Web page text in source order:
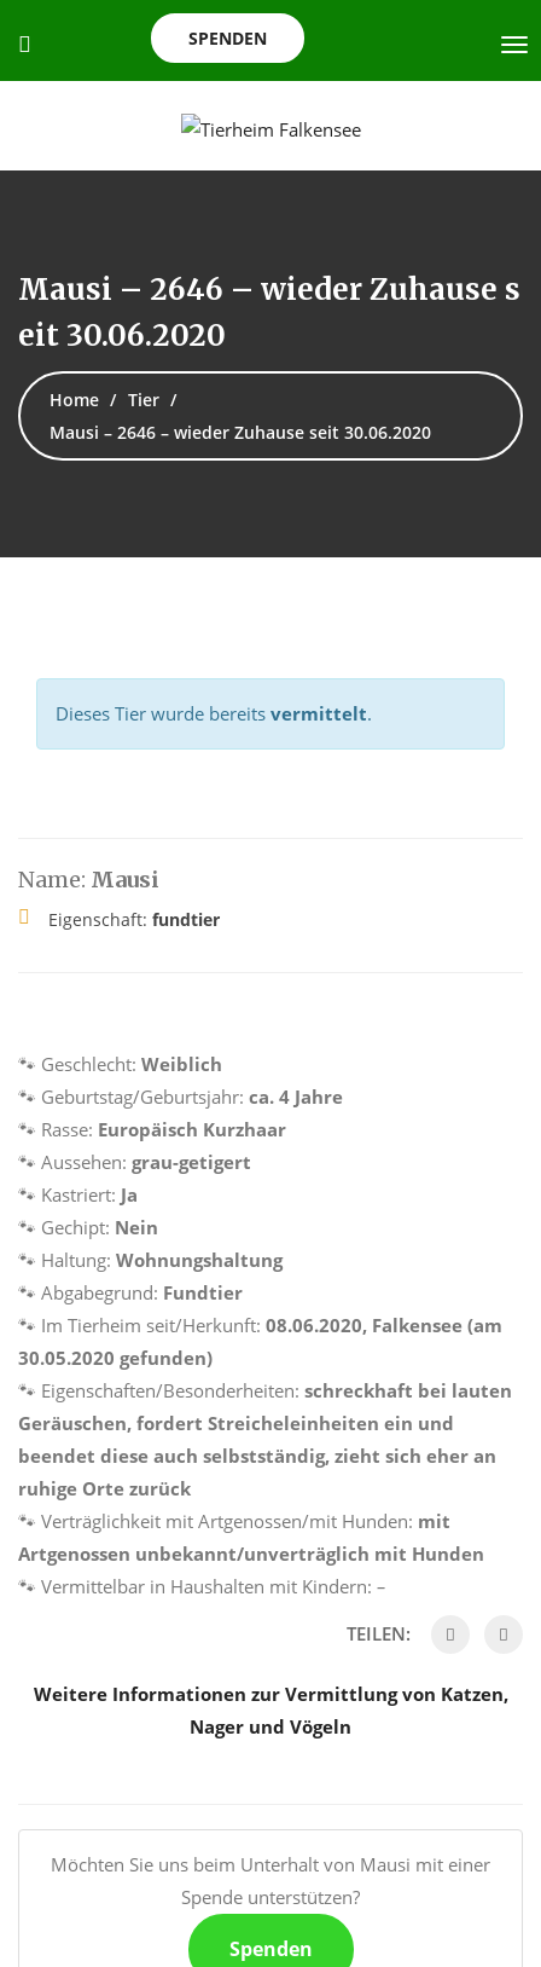
SPENDEN
Mausi – 2646 – wieder Zuhause s
eit 30.06.2020
Home
Tier
Mausi – 2646 – wieder Zuhause seit 30.06.2020
Dieses Tier wurde bereits vermittelt.
Name: Mausi
Eigenschaft: fundtier
🐾 Geschlecht: Weiblich
🐾 Geburtstag/Geburtsjahr: ca. 4 Jahre
🐾 Rasse: Europäisch Kurzhaar
🐾 Aussehen: grau-getigert
🐾 Kastriert: Ja
🐾 Gechipt: Nein
🐾 Haltung: Wohnungshaltung
🐾 Abgabegrund: Fundtier
🐾 Im Tierheim seit/Herkunft: 08.06.2020, Falkensee (am
30.05.2020 gefunden)
🐾 Eigenschaften/Besonderheiten: schreckhaft bei lauten
Geräuschen, fordert Streicheleinheiten ein und
beendet diese auch selbstständig, zieht sich eher an
ruhige Orte zurück
🐾 Verträglichkeit mit Artgenossen/mit Hunden: mit
Artgenossen unbekannt/unverträglich mit Hunden
🐾 Vermittelbar in Haushalten mit Kindern: –
TEILEN:
Weitere Informationen zur Vermittlung von Katzen,
Nager und Vögeln
Möchten Sie uns beim Unterhalt von Mausi mit einer
Spende unterstützen?
Spenden